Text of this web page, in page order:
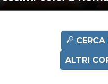
ALTRI